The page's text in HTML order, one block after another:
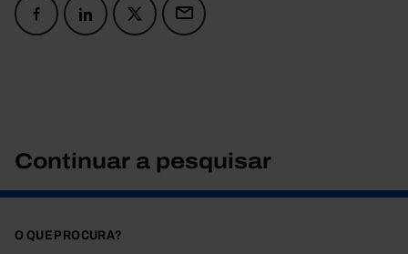
Continuar a pesquisar
O QUE PROCURA?